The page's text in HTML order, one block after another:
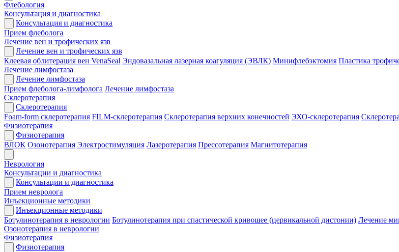
Флебология
Консультация и диагностика
Консультация и диагностика
Прием флеболога
Лечение вен и трофических язв
Лечение вен и трофических язв
Клеевая облитерация вен VenaSeal Эндовазальная лазерная коагуляция (ЭВЛК) Минифлебэктомия Пластика
Лечение лимфостаза
Лечение лимфостаза
Прием флеболога-лимфолога Лечение лимфостаза
Склеротерапия
Склеротерапия
Foam-form склеротерапия FILM-склеротерапия Склеротерапия верхних конечностей ЭХО-склеротерапия
Физиотерапия
Физиотерапия
ВЛОК Озонотерапия Электростимуляция Лазеротерапия Прессотерапия Магнитотерапия
Неврология
Консультации и диагностика
Консультации и диагностика
Прием невролога
Инъекционные методики
Инъекционные методики
Ботулинотерапия в неврологии Ботулинотерапия при спастической кривошее (цервикальной дистонии) Лечение
Озонотерапия в неврологии
Физиотерапия
Физиотерапия